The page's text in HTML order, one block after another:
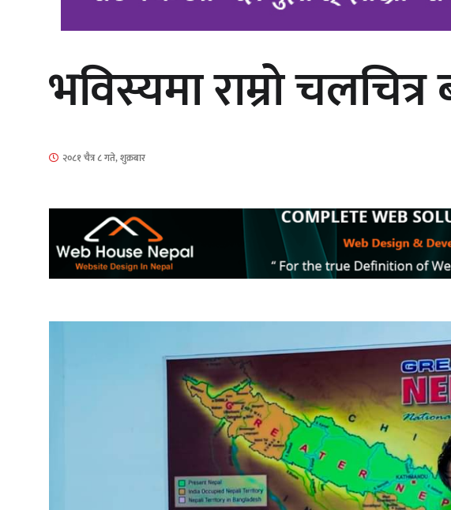
‘आइतबारको अफिस’ को परिचर्चा सम्पन्न
चलचित्र ‘माया भनेकै यस्तो होला’को शीर्ष
गीत सार्वजनिक
भविस्यमा राम्रो
२०८१ चैत्र ८ गते, शुक्रबार